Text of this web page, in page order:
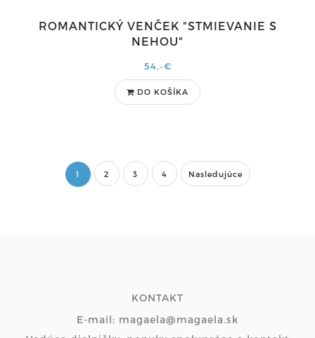
ROMANTICKÝ VENČEK "STMIEVANIE S
NEHOU"
54,-€
DO KOŠÍKA
1 2 3 4 Nasledujúce
KONTAKT
E-mail: magaela@magaela.sk